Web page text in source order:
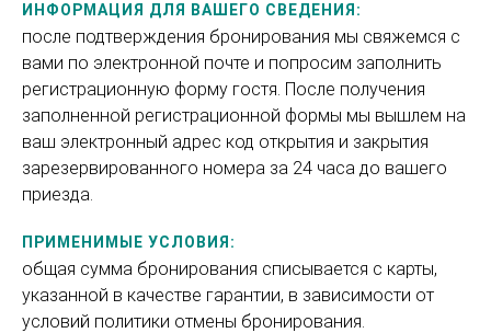
ИНФОРМАЦИЯ ДЛЯ ВАШЕГО СВЕДЕНИЯ:
после подтверждения бронирования мы свяжемся с
вами по электронной почте и попросим заполнить
регистрационную форму гостя. После получения
заполненной регистрационной формы мы вышлем на
ваш электронный адрес код открытия и закрытия
зарезервированного номера за 24 часа до вашего
приезда.
ПРИМЕНИМЫЕ УСЛОВИЯ:
общая сумма бронирования списывается с карты,
указанной в качестве гарантии, в зависимости от
условий политики отмены бронирования.